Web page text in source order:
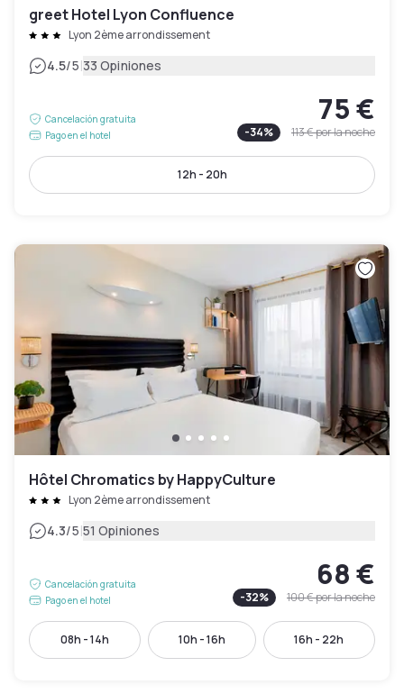
greet Hotel Lyon Confluence
Lyon 2ème arrondissement
4.5/5|33 Opiniones
Cancelación gratuita
Pago en el hotel
75 €
-34% 113 €por la noche
12h - 20h
Hôtel Chromatics by HappyCulture
Lyon 2ème arrondissement
4.3/5|51 Opiniones
Cancelación gratuita
Pago en el hotel
68 €
-32% 100 €por la noche
08h - 14h 10h - 16h 16h - 22h